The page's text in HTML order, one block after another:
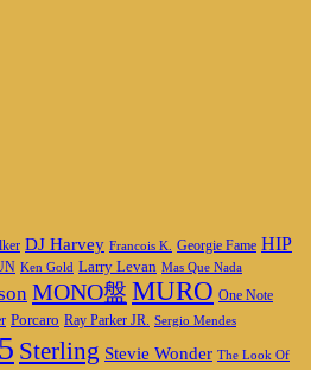
DJ Harvey Francois K. Georgie Fame HIP
Ken Gold Larry Levan Mas Que Nada
MONO盤 MURO One Note
Porcaro Ray Parker JR. Sergio Mendes
Sterling Stevie Wonder The Look Of